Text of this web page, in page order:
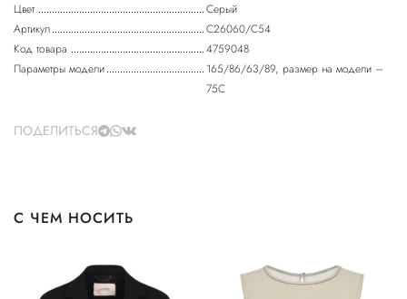
Цвет
Серый
Артикул
C26060/C54
Код товара
4759048
Параметры модели
165/86/63/89, размер на модели –
75C
ПОДЕЛИТЬСЯ
С ЧЕМ НОСИТЬ